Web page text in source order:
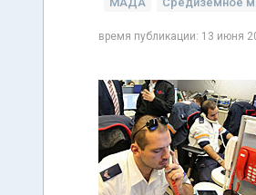
время публикации: 13 июня